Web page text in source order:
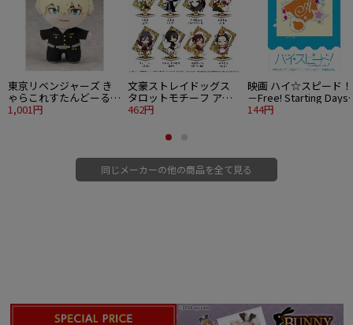
東京リベンジャーズ き
ゃらこれすたんどーる
松野千冬
1,001円
文豪ストレイドッグス
タロットモチーフ アク
リルスタンド 中島敦 愚
462円
映画 ハイ☆スピード！
－Free! Starting Days
ステンドグラス風蒔絵
144円
同じメーカーの他の商品を全て見る